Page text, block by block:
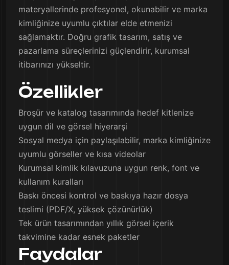
materyallerinde profesyonel, okunabilir ve marka
kimliğinize uyumlu çıktılar elde etmenizi
sağlamaktır. Doğru grafik tasarım, satış ve
pazarlama süreçlerinizi güçlendirir, kurumsal
itibarınızı yükseltir.
Özellikler
Broşür ve katalog tasarımında hedef kitlenize
uygun dil ve görsel hiyerarşi
Sosyal medya için paylaşılabilir, marka kimliğinize
uyumlu görseller ve kısa videolar
Kurumsal kimlik kılavuzuna uygun renk, font ve
kullanım kuralları
Baskı öncesi kontrol ve baskıya hazır dosya
teslimi (PDF/X, yüksek çözünürlük)
Tek ürün tasarımından yıllık görsel içerik
takvimine kadar esnek paketler
Faydalar